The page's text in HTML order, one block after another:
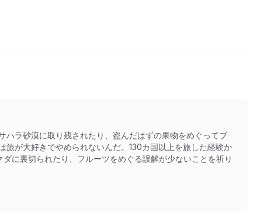
ラ砂漠に取り残されたり、盗んだはずの果物をめぐってブ
が大好きでやめられないんだ。130カ国以上を旅した経験か
に裏切られたり、フルーツをめぐる誤解が少ないことを祈り